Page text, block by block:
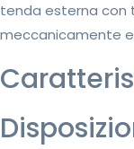
tenda esterna con
meccanicamente